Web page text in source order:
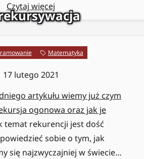
Czytaj więcej
Matematyka
17 lutego 2021
artykułu wiemy już czym
ogonowa oraz jak je
temat rekurencji jest dość
sobie o tym, jak
się najzwyczajniej w świecie…